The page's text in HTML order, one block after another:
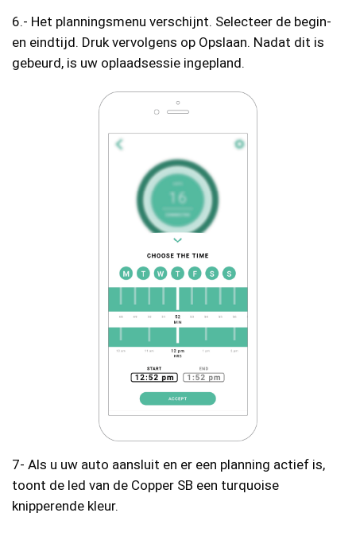
6.- Het planningsmenu verschijnt. Selecteer de begin-
en eindtijd. Druk vervolgens op Opslaan. Nadat dit is
gebeurd, is uw oplaadsessie ingepland.
7- Als u uw auto aansluit en er een planning actief is,
toont de led van de Copper SB een turquoise
knipperende kleur.